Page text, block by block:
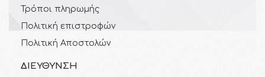
Τρόποι πληρωμής
Πολιτική επιστροφών
Πολιτική Αποστολών
ΔΙΕΎΘΥΝΣΗ